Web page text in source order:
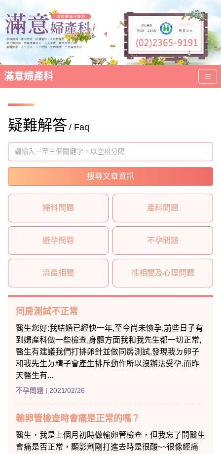
滿意婦產科
疑難解答 / Faq
搜尋文章資訊
婦科問題 產科問題
避孕問題 不孕問題
流產相關 性相關及心理問題
同房測試不正常
醫生您好:我結婚已經快一年,至今尚未懷孕,前些日子有
到婦產科做一些檢查,身體方面我和我先生都一切正常,
醫生有建議我們打排卵針並做同房測試,發現我ㄉ卵子
和我先生ㄉ精子會產生排斥動作所以沒辦法受孕,而昨
天醫生有...
不孕問題 | 2021/02/26
輸卵管檢查時會痛是正常的嗎？
醫生，我是上個月初時做輸卵管檢查，但我忘了問醫生
會痛是否正常，顯影劑剛打進去時是很酸~~很像經痛